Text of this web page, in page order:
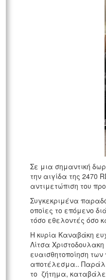
Σε μια σημαντική
την αιγίδα της 2470
αντιμετώπιση του
Συγκεκριμένα
οποίες το επόμενο
τόσο εθελοντές όσο
Η κυρία Καναβάκη
Λίτσα
ευαισθητοποίηση
αποτέλεσμα..
το ζήτημα,